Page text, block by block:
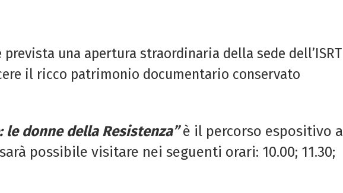
prevista una apertura straordinaria della sede dell’ISRT
il ricco patrimonio documentario conservato
le donne della Resistenza”è il percorso espositivo a
possibile visitare nei seguenti orari: 10.00; 11.30;